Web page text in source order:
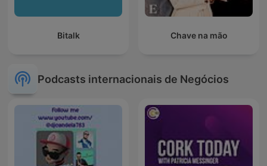
Bitalk Chave na mão
Podcasts internacionais de Negócios